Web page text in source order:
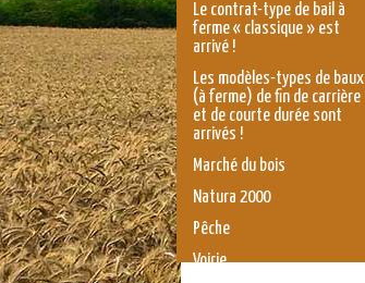
Le contrat-type de bail à
ferme « classique » est
arrivé !
Les modèles-types de baux
(à ferme) de fin de carrière
et de courte durée sont
arrivés !
Marché du bois
Natura 2000
Pêche
Voirie